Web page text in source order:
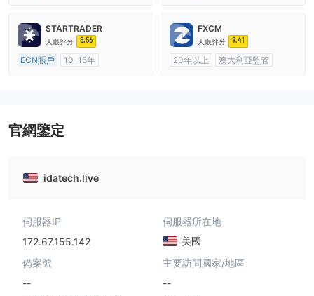
主標MT4
主標MT4
STARTRADER
天眼評分 8.56
ECN賬戶
10-15年
FXCM
天眼評分 9.41
20年以上
澳大利亞監管
官網鑒定
idatech.live
伺服器IP
172.67.155.142
伺服器所在地
美國
備案號
--
主要訪問國家/地區
--